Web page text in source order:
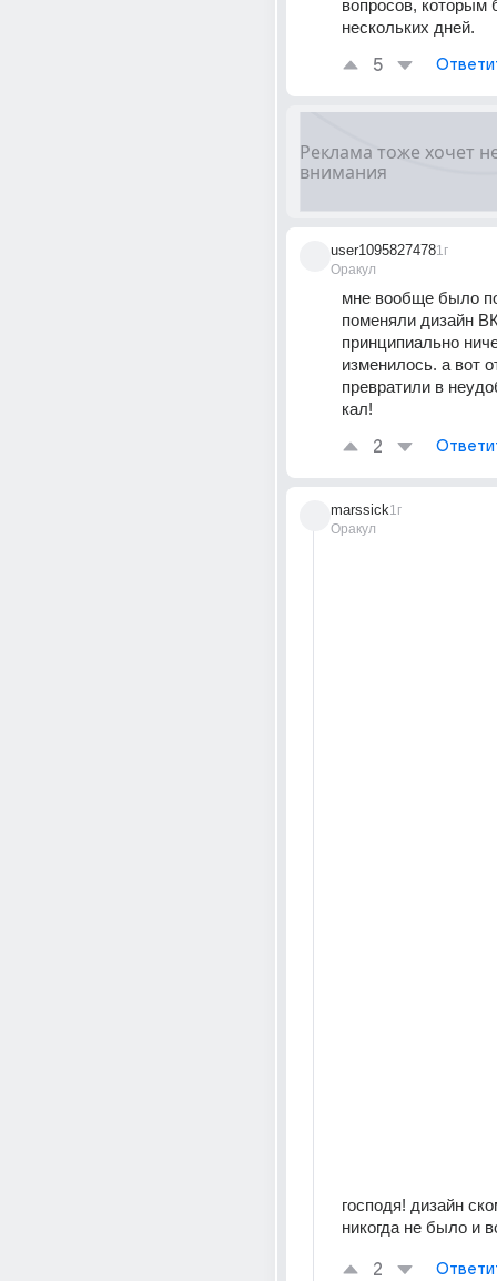
вопросов, которым
нескольких дней.
5
user1095827478
Оракул
1г
мне вообще было
поменяли дизайн
принципиально
изменилось. а вот
превратили в
кал!
2
marssick
Оракул
1г
господя! дизайн
никогда не было и
2